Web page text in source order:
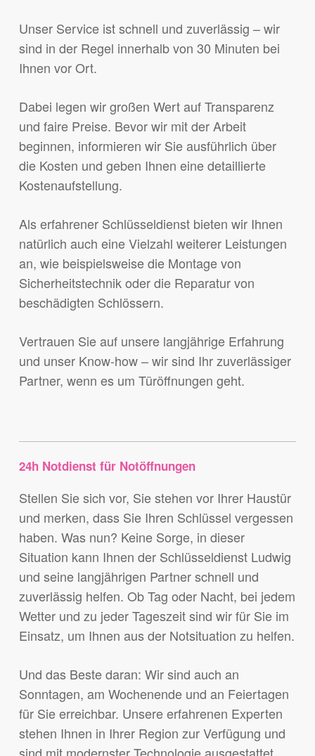
Unser Service ist schnell und zuverlässig – wir
sind in der Regel innerhalb von 30 Minuten bei
Ihnen vor Ort.
Dabei legen wir großen Wert auf Transparenz
und faire Preise. Bevor wir mit der Arbeit
beginnen, informieren wir Sie ausführlich über
die Kosten und geben Ihnen eine detaillierte
Kostenaufstellung.
Als erfahrener Schlüsseldienst bieten wir Ihnen
natürlich auch eine Vielzahl weiterer Leistungen
an, wie beispielsweise die Montage von
Sicherheitstechnik oder die Reparatur von
beschädigten Schlössern.
Vertrauen Sie auf unsere langjährige Erfahrung
und unser Know-how – wir sind Ihr zuverlässiger
Partner, wenn es um Türöffnungen geht.
24h Notdienst für Notöffnungen
Stellen Sie sich vor, Sie stehen vor Ihrer Haustür
und merken, dass Sie Ihren Schlüssel vergessen
haben. Was nun? Keine Sorge, in dieser
Situation kann Ihnen der Schlüsseldienst Ludwig
und seine langjährigen Partner schnell und
zuverlässig helfen. Ob Tag oder Nacht, bei jedem
Wetter und zu jeder Tageszeit sind wir für Sie im
Einsatz, um Ihnen aus der Notsituation zu helfen.
Und das Beste daran: Wir sind auch an
Sonntagen, am Wochenende und an Feiertagen
für Sie erreichbar. Unsere erfahrenen Experten
stehen Ihnen in Ihrer Region zur Verfügung und